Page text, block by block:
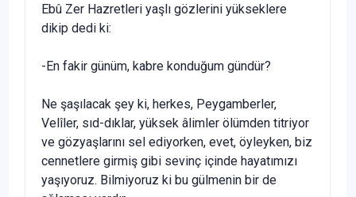
Ebû Zer Hazretleri yaşlı gözlerini yükseklere
dikip dedi ki:
-En fakir günüm, kabre konduğum gündür?
Ne şaşılacak şey ki, herkes, Peygamberler,
Velîler, sıd-dıklar, yüksek âlimler ölümden titriyor
ve gözyaşlarını sel ediyorken, evet, öyleyken, biz
cennetlere girmiş gibi sevinç içinde hayatımızı
yaşıyoruz. Bilmiyoruz ki bu gülmenin bir de